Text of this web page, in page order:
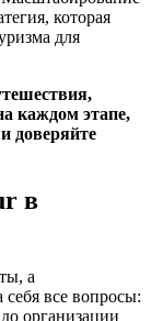
которая
для
каждом этапе,
доверяйте
в
а
все вопросы:
организации